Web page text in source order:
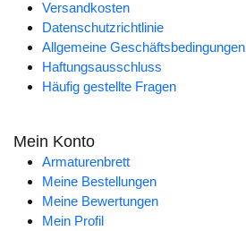
Versandkosten
Datenschutzrichtlinie
Allgemeine Geschäftsbedingungen
Haftungsausschluss
Häufig gestellte Fragen
Mein Konto
Armaturenbrett
Meine Bestellungen
Meine Bewertungen
Mein Profil